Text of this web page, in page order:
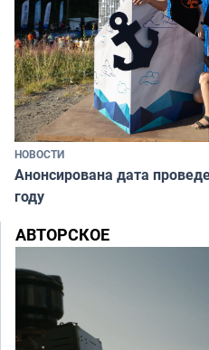
НОВОСТИ
Анонсирована дата
году
АВТОРСКОЕ